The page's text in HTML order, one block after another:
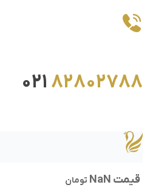
قیمت NaN تومان
82802788
021